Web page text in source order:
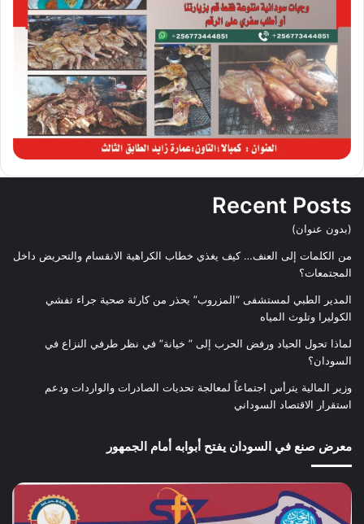
Recent Posts
(بدون عنوان)
من الكلمات إلى العنف… كيف يغذي خطاب الكراهية الانقسام والتحريض داخل
المجتمعات؟
المدير الطبي لمستشفى “المزروب” يحذر من كارثة صحية جراء تفشي
الكوليرا وتلوث المياه
لماذا تحول الحياد ورفض الحرب إلى ” خيانة” في نظر طرفي النزاع في
السودان؟
وزير المالية يترأس اجتماعاً لمعالجة تحديات الصادرات والواردات ودعم
استقرار الاقتصاد السوداني
معرض صنع في السودان يفتح أبوابه أمام الجمهور